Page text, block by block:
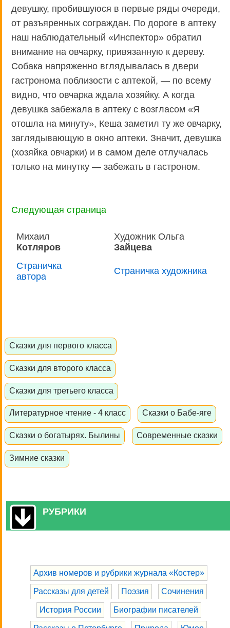
девушку, пробившуюся в первые ряды очереди,
от разъяренных сограждан. По дороге в аптеку
наш наблюдательный «Инспектор» обратил
внимание на овчарку, привязанную к дереву.
Собака напряженно вглядывалась в двери
гастронома поблизости с аптекой, — по всему
видно, что овчарка ждала хозяйку. А когда
девушка забежала в аптеку с возгласом «Я
отошла на минуту», Кеша заметил ту же овчарку,
заглядывающую в окно аптеки. Значит, девушка
(хозяйка овчарки) и в самом деле отлучалась
только на минутку — забежать в гастроном.
Следующая страница
Михаил
Котляров
Художник Ольга
Зайцева
Страничка
автора
Страничка художника
Сказки для первого класса
Сказки для второго класса
Сказки для третьего класса
Литературное чтение - 4 класс Сказки о Бабе-яге
Сказки о богатырях. Былины Современные сказки
Зимние сказки
РУБРИКИ
Архив номеров и рубрики журнала «Костер»
Рассказы для детей Поэзия Сочинения
История России Биографии писателей